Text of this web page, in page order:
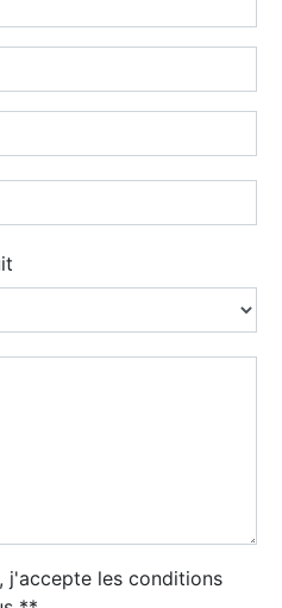
j'accepte les conditions